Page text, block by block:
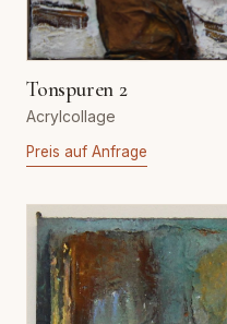
Tonspuren 2
Acrylcollage
Preis auf Anfrage